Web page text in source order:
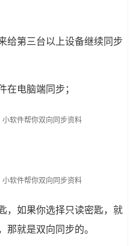
给第三台以上设备继续同步
在电脑端同步；
，如果你选择只读密匙，就
那就是双向同步的。